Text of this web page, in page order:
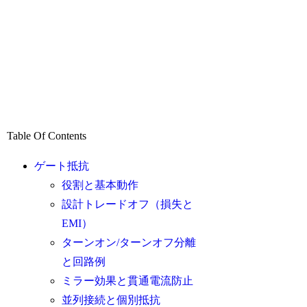
Table Of Contents
ゲート抵抗
役割と基本動作
設計トレードオフ（損失と
EMI）
ターンオン/ターンオフ分離
と回路例
ミラー効果と貫通電流防止
並列接続と個別抵抗